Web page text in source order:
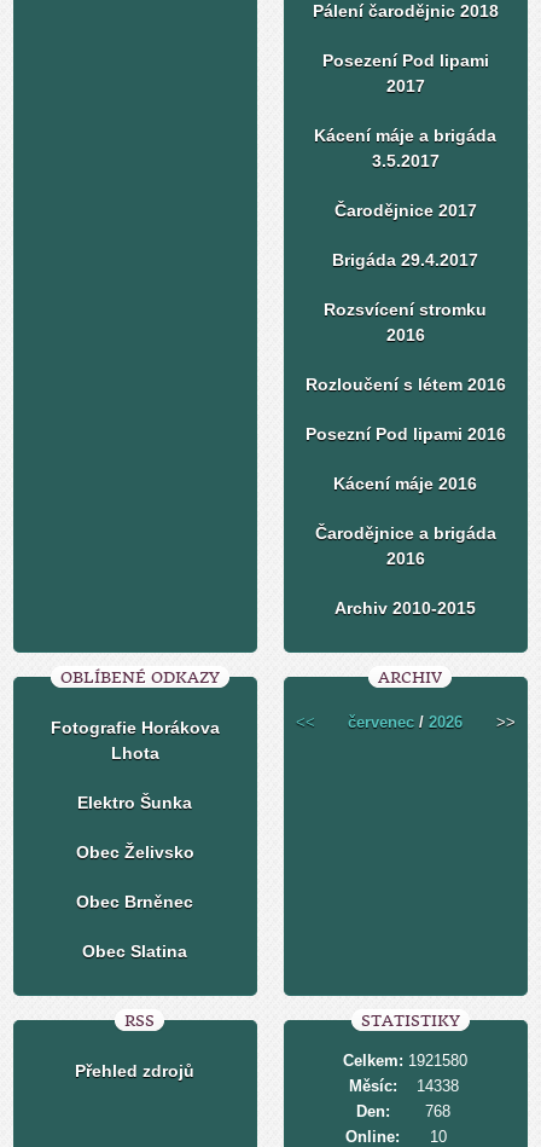
Pálení čarodějnic 2018
Posezení Pod lipami
2017
Kácení máje a brigáda
3.5.2017
Čarodějnice 2017
Brigáda 29.4.2017
Rozsvícení stromku
2016
Rozloučení s létem 2016
Posezní Pod lipami 2016
Kácení máje 2016
Čarodějnice a brigáda
2016
Archiv 2010-2015
OBLÍBENÉ ODKAZY
Fotografie Horákova
Lhota
Elektro Šunka
Obec Želivsko
Obec Brněnec
Obec Slatina
ARCHIV
<< červenec /2026 >>
RSS
Přehled zdrojů
STATISTIKY
Online: 10
Celkem: 1921580
Měsíc:
14338
Den:
768